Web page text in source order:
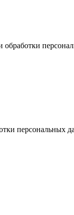
персональных